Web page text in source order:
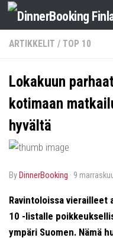
ARTIKKELIT / TOP 10
Lokakuun
kotimaan
hyvältä
byDinnerBooking · 9
Ravintoloissa vierailleet
10 -listalle
ympäri Suomen. Nämä